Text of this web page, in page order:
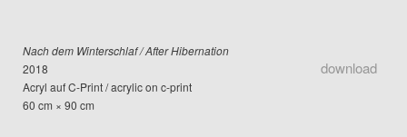
Nach dem Winterschlaf / After Hibernation
2018
Acryl auf C-Print / acrylic on c-print
60 cm × 90 cm
download